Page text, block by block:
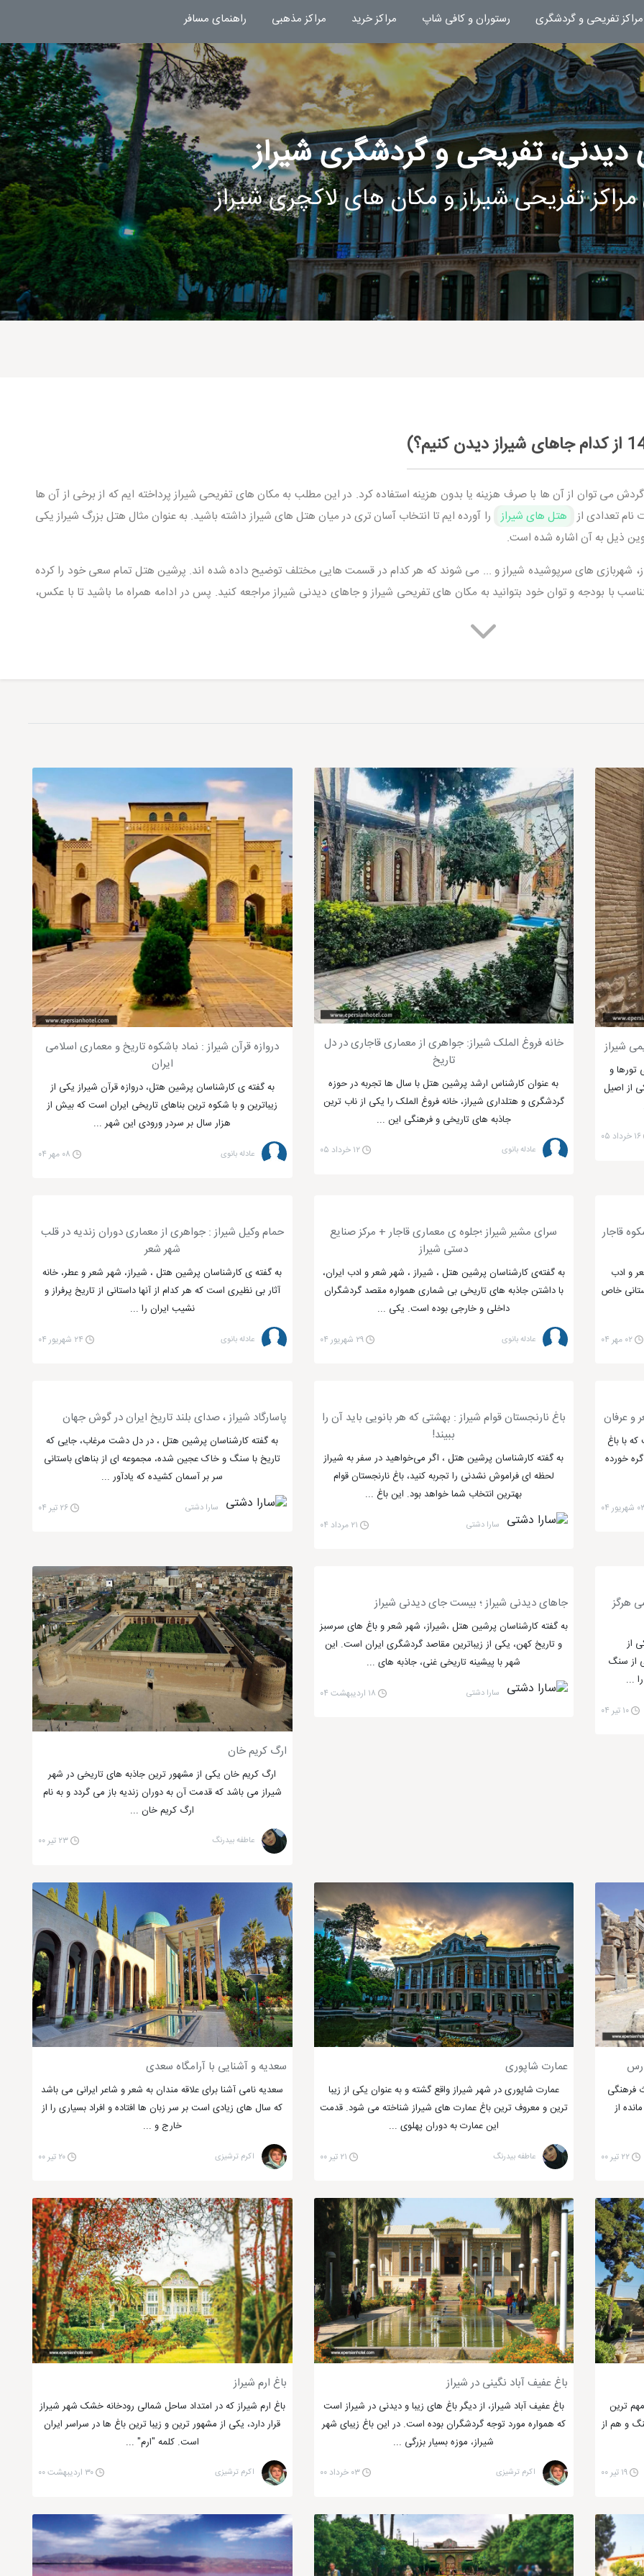
مراکز تفریحی و گردشگری رستوران و کافی شاپ مراکز خرید مراکز مذهبی راهنمای مسافر
تفریحی و گردشگری شیراز
تفریحی شیراز و مکان های لاکچری شیراز
می توان از آن ها با صرف هزینه یا بدون هزینه استفاده کرد. در این مطلب به مکان های تفریحی شیراز پرداخته ایم که از برخی از آن ها
نام تعدادی از هتل های شیراز را آورده ایم تا انتخاب آسان تری در میان هتل های شیراز داشته باشید. به عنوان مثال هتل بزرگ شیراز یکی
ذیل به آن اشاره شده است.
شهربازی های سرپوشیده شیراز و ... می شوند که هر کدام در قسمت هایی مختلف توضیح داده شده اند. پرشین هتل تمام سعی خود را کرده
با بودجه و توان خود بتوانید به مکان های تفریحی شیراز و جاهای دیدنی شیراز مراجعه کنید. پس در ادامه همراه ما باشید تا با عکس،
در ایام عید نوروز به اوج زیبایی خود می رسد. در اینجا برخی از بهترین جاهای دیدنی و تفریحی شیراز در عید نوروز آمده است:
به ۲۵۰۰ سال پیش می رسد.
پیش می رسد.
است.
است.
ایران است که به دلیل کاشی کاری های بی نظیرش مشهور است.
آن به دوره قاجار می رسد.
قدمت آن به دوره قاجار می رسد.
ایران است.
که قدمت آن به دوره زندیه می رسد.
دوره زندیه می رسد.
باغ ارم شیراز
بهار به باغ ارم ، نارنجستان قوام و باغ دلگشا سر بزنید. در تابستان از تخت جمشید، پاسارگاد و آبشار مارگون شیراز دیدن کنید. در پاییز
نصیر الملک،
، بازار وکیل و ارگ کریم خان زند شیراز دیدن کنید
های بی نظیرش، یکی از زیباترین مساجد ایران است.
است.
یکی از جاذبه های گردشگری محبوب شیراز است.
مختلف، مکانی عالی برای گذراندن اوقات فراغت است.
کشیده و فضایی دلنشین است.
معماری و نقاشی های بی نظیر است.
باغ‌ها، عمارت‌ها و مکان‌های تاریخی فراوان به عنوان یکی از قطب‌های گردشگری ایران شناخته می‌شود. تفریحات لاکچری و هیجان‌انگیزی در
جاهای دیدنی شیراز
کودکان؟
ای خوش در ذهن خود به یادگار بگذارند. مطمئناً شهربازی بهترین مکان برای کودکان و خردسالان است. در ادامه با مکان های تفریحی
به تفریح مشغول شوند. شهربازی هایی مثل؛ لونا پارک شیراز، مرکز گاندو و شهربازی سرپوشیده ایران لند شیراز
کدام است؟
برای هر سلیقه ای، مکانی مناسب برای گذراندن یک شب به یاد ماندنی ارائه می دهد. از تفریحات شبانه در شیراز؛
شیراز
و
از اصیل
۱۶ خرداد ۰۵
خانه فروغ الملک شیراز: جواهری از معماری قاجاری در دل
تاریخ
به عنوان کارشناس ارشد پرشین هتل با سال ها تجربه در حوزه
گردشگری و هتلداری شیراز، خانه فروغ الملک را یکی از ناب ترین
جاذبه های تاریخی و فرهنگی این ...
عادله بانوی ۱۲ خرداد ۰۵
دروازه قرآن شیراز : نماد باشکوه تاریخ و معماری اسلامی
ایران
به گفته ی کارشناسان پرشین هتل، دروازه قرآن شیراز یکی از
زیباترین و با شکوه ترین بناهای تاریخی ایران است که بیش از
هزار سال بر سردر ورودی این شهر ...
عادله بانوی ۰۸ مهر ۰۴
قاجار
و ادب
خاص
۰۲ مهر ۰۴
سرای مشیر شیراز ؛جلوه ی معماری قاجار + مرکز صنایع
دستی شیراز
به گفته‌ی کارشناسان پرشین هتل ، شیراز ، شهر شعر و ادب ایران،
با داشتن جاذبه‌ های تاریخی بی‌ شماری همواره مقصد گردشگران
داخلی و خارجی بوده است. یکی ...
عادله بانوی ۲۹ شهریور ۰۴
حمام وکیل شیراز : جواهری از معماری دوران زندیه در قلب
شهر شعر
به گفته ی کارشناسان پرشین هتل ، شیراز، شهر شعر و عطر، خانه
آثار بی نظیری است که هر کدام از آنها داستانی از تاریخ پرفراز و
نشیب ایران را ...
عادله بانوی ۲۴ شهریور ۰۴
و عرفان
با باغ
خورده
۰۴
باغ نارنجستان قوام شیراز : بهشتی که هر بانویی باید آن را
ببیند!
به گفته کارشناسان پرشین هتل ، اگر می‌خواهید در سفر به شیراز
لحظه ای فراموش نشدنی را تجربه کنید، باغ نارنجستان قوام
بهترین انتخاب شما خواهد بود. این باغ ...
سارا دشتی ۲۱ مرداد ۰۴
پاسارگاد شیراز ، صدای بلند تاریخ ایران در گوش جهان
به گفته کارشناسان پرشین هتل ، در دل دشت مرغاب، جایی که
تاریخ با سنگ و خاک عجین شده، مجموعه ای از بناهای باستانی
سر بر آسمان کشیده که یادآور ...
سارا دشتی ۲۶ تیر ۰۴
هرگز
از
از سنگ
...
۱۰ تیر ۰۴
جاهای دیدنی شیراز ؛ بیست جای دیدنی شیراز
به گفته کارشناسان پرشین هتل ،شیراز، شهر شعر و باغ های سرسبز
و تاریخ کهن، یکی از زیباترین مقاصد گردشگری ایران است. این
شهر با پیشینه تاریخی غنی، جاذبه های ...
سارا دشتی ۱۸ اردیبهشت ۰۴
ارگ کریم خان
ارگ کریم خان یکی از مشهور ترین جاذبه های تاریخی در شهر
شیراز می باشد که قدمت آن به دوران زندیه باز می گردد و به نام
ارگ کریم خان ...
عاطفه بیدرنگ ۲۳ تیر ۰۰
فرهنگی
از
۲۲ تیر ۰۰
عمارت شاپوری
عمارت شاپوری در شهر شیراز واقع گشته و به عنوان یکی از زیبا
ترین و معروف ترین باغ عمارت های شیراز شناخته می شود. قدمت
این عمارت به دوران پهلوی ...
عاطفه بیدرنگ ۲۱ تیر ۰۰
سعدیه و آشنایی با آرامگاه سعدی
سعدیه نامی آشنا برای علاقه مندان به شعر و شاعر ایرانی می باشد
که سال های زیادی است بر سر زبان ها افتاده و افراد بسیاری را از
خارج و ...
اکرم ترشیزی ۲۰ تیر ۰۰
ترین
و هم از
۱۹ تیر ۰۰
باغ عفیف آباد نگینی در شیراز
باغ عفیف آباد شیراز، از دیگر باغ های زیبا و دیدنی در شیراز است
که همواره مورد توجه گردشگران بوده است. در این باغ زیبای شهر
شیراز، موزه بسیار بزرگی ...
اکرم ترشیزی ۰۳ خرداد ۰۰
باغ ارم شیراز
باغ ارم شیراز که در امتداد ساحل شمالی رودخانه خشک شهر شیراز
قرار دارد، یکی از مشهور ترین و زیبا ترین باغ ها در سراسر ایران
است. کلمه "ارم" ...
اکرم ترشیزی ۳۰ اردیبهشت ۰۰